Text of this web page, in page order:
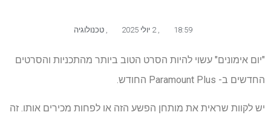
18:59
, 2 יולי 2025 , טכנולוגיה
"יום אימונים" עשוי להיות הסרט הטוב ביותר מהתכניות והסרטים
החדשים ב- Paramount Plus החודש.
יש לקוות שראית את מותחן הפשע הזה או לפחות מכירים אותו. זה